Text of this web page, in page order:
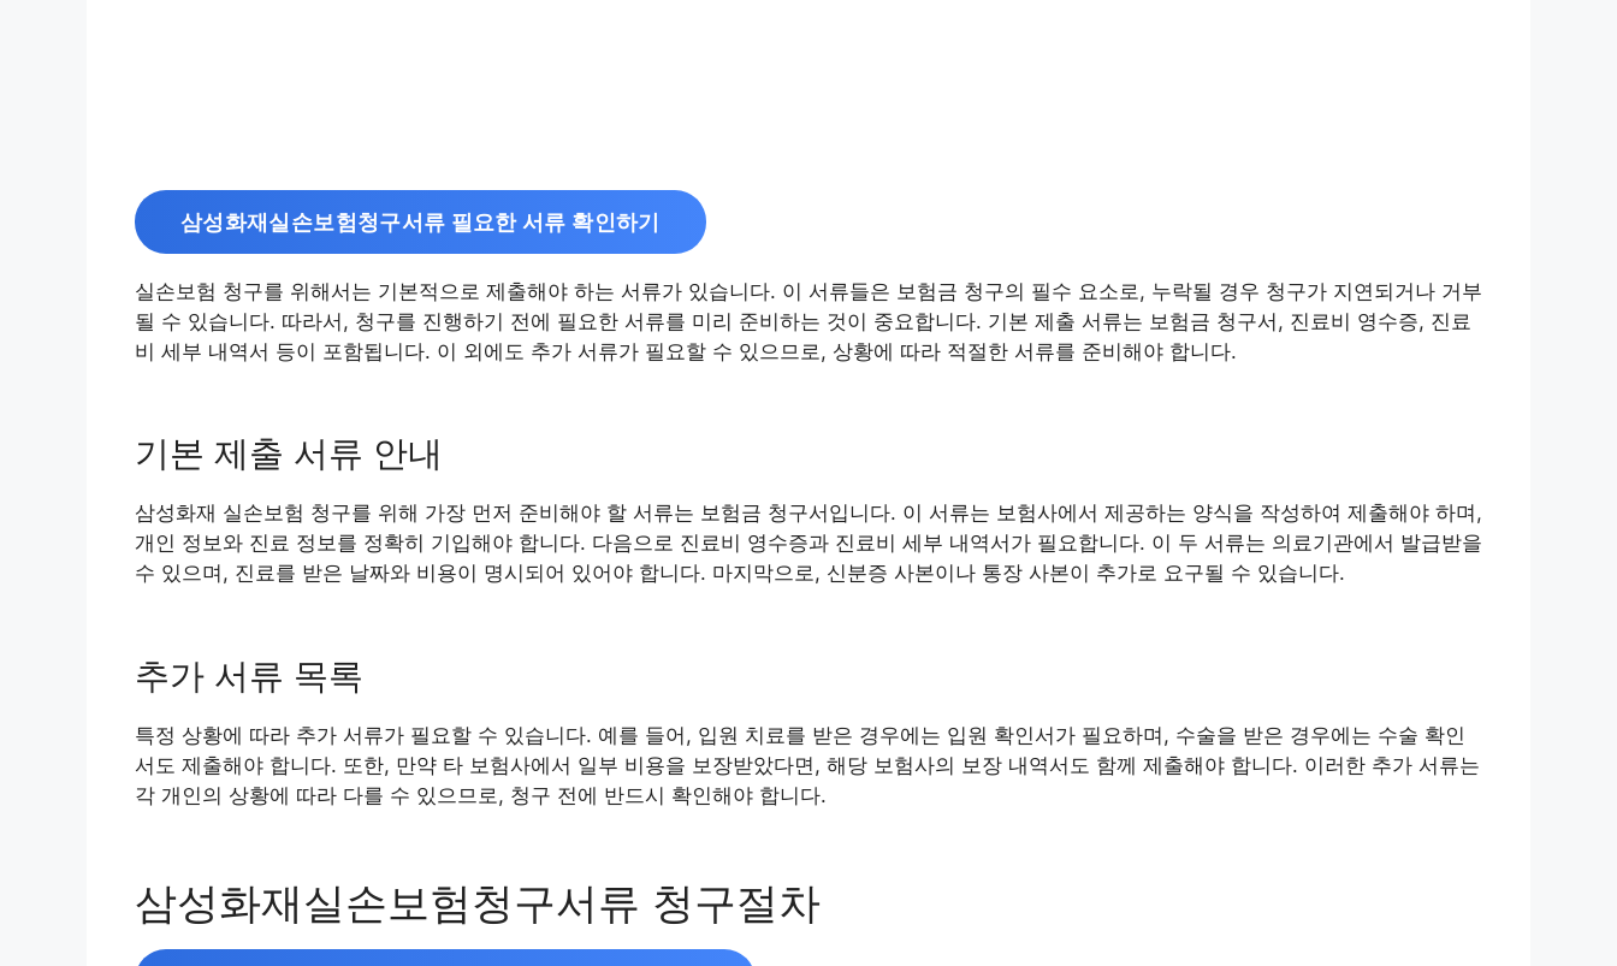
삼성화재실손보험청구서류 필요한 서류 확인하기
실손보험 청구를 위해서는 기본적으로 제출해야 하는 서류가 있습니다. 이 서류들은 보험금 청구의 필수 요소로, 누락될 경우 청구가 지연되거나 거부
될 수 있습니다. 따라서, 청구를 진행하기 전에 필요한 서류를 미리 준비하는 것이 중요합니다. 기본 제출 서류는 보험금 청구서, 진료비 영수증, 진료
비 세부 내역서 등이 포함됩니다. 이 외에도 추가 서류가 필요할 수 있으므로, 상황에 따라 적절한 서류를 준비해야 합니다.
기본 제출 서류 안내
삼성화재 실손보험 청구를 위해 가장 먼저 준비해야 할 서류는 보험금 청구서입니다. 이 서류는 보험사에서 제공하는 양식을 작성하여 제출해야 하며,
개인 정보와 진료 정보를 정확히 기입해야 합니다. 다음으로 진료비 영수증과 진료비 세부 내역서가 필요합니다. 이 두 서류는 의료기관에서 발급받을
수 있으며, 진료를 받은 날짜와 비용이 명시되어 있어야 합니다. 마지막으로, 신분증 사본이나 통장 사본이 추가로 요구될 수 있습니다.
추가 서류 목록
특정 상황에 따라 추가 서류가 필요할 수 있습니다. 예를 들어, 입원 치료를 받은 경우에는 입원 확인서가 필요하며, 수술을 받은 경우에는 수술 확인
서도 제출해야 합니다. 또한, 만약 타 보험사에서 일부 비용을 보장받았다면, 해당 보험사의 보장 내역서도 함께 제출해야 합니다. 이러한 추가 서류는
각 개인의 상황에 따라 다를 수 있으므로, 청구 전에 반드시 확인해야 합니다.
삼성화재실손보험청구서류 청구절차